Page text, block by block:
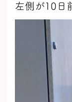
左側が10日